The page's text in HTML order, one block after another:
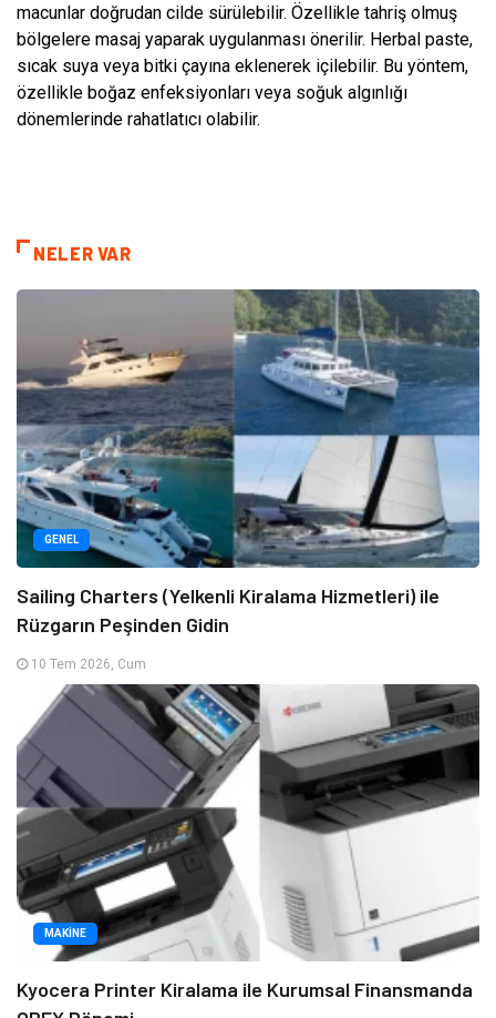
macunlar doğrudan cilde sürülebilir. Özellikle tahriş olmuş
bölgelere masaj yaparak uygulanması önerilir. Herbal paste,
sıcak suya veya bitki çayına eklenerek içilebilir. Bu yöntem,
özellikle boğaz enfeksiyonları veya soğuk algınlığı
dönemlerinde rahatlatıcı olabilir.
NELER VAR
GENEL
Sailing Charters (Yelkenli Kiralama Hizmetleri) ile
Rüzgarın Peşinden Gidin
10 Tem 2026, Cum
MAKINE
Kyocera Printer Kiralama ile Kurumsal Finansmanda